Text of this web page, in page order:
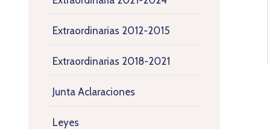
Extraordinarias 2012-2015
Extraordinarias 2018-2021
Junta Aclaraciones
Leyes